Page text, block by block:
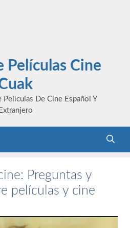
Películas Cine
Películas De Cine Español Y
Extranjero
Preguntas y
películas y cine